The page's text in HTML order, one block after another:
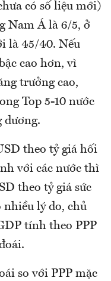
có số liệu mới)
Nam Á là 6/5, ở
là 45/40. Nếu
cao hơn, vì
trưởng cao,
Top 5-10 nước
dương.
theo tỷ giá hối
với các nước thì
theo tỷ giá sức
nhiều lý do, chủ
tính theo PPP
so với PPP mặc